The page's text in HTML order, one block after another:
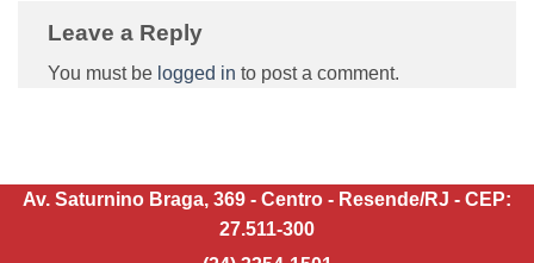
Leave a Reply
You must be logged in to post a comment.
Av. Saturnino Braga, 369 - Centro - Resende/RJ - CEP:
27.511-300